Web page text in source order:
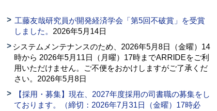
工藤友哉研究員が開発経済学会「第5回不破賞」を受賞
しました。 2026年5月14日
システムメンテナンスのため、2026年5月8日（金曜）14
時から 2026年5月11日（月曜）17時までARRIDEをご利
用いただけません。ご不便をおかけしますがご了承くだ
さい。2026年5月8日
【採用・募集】現在、2027年度採用の司書職の募集をし
ております。（締切：2026年7月31日（金曜）17時必